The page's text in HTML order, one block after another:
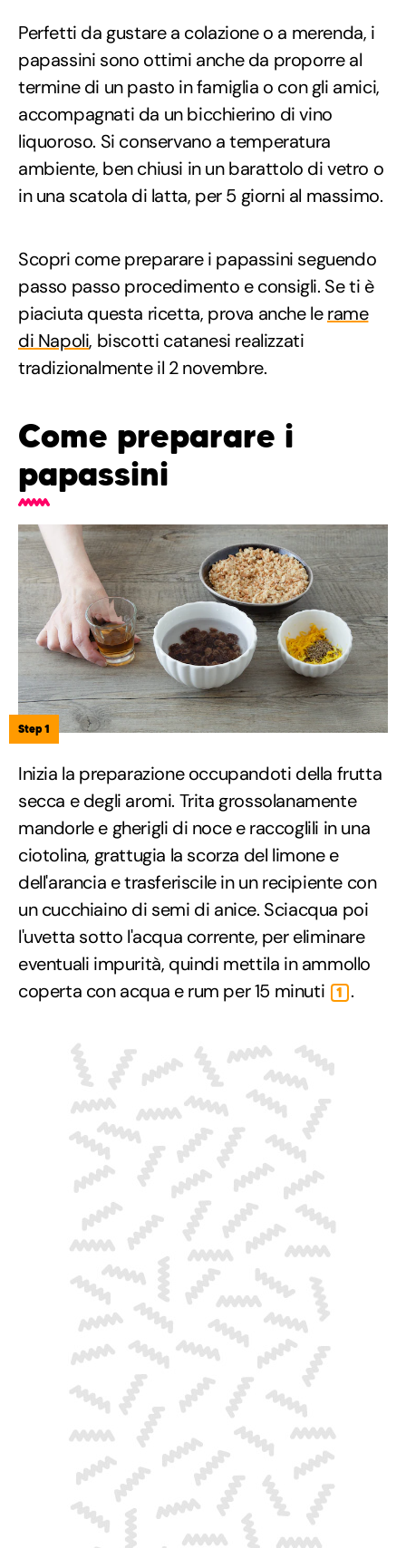
Perfetti da gustare a colazione o a merenda, i
papassini sono ottimi anche da proporre al
termine di un pasto in famiglia o con gli amici,
accompagnati da un bicchierino di vino
liquoroso. Si conservano a temperatura
ambiente, ben chiusi in un barattolo di vetro o
in una scatola di latta, per 5 giorni al massimo.
Scopri come preparare i papassini seguendo
passo passo procedimento e consigli. Se ti è
piaciuta questa ricetta, prova anche lerame
di Napoli, biscotti catanesi realizzati
tradizionalmente il 2 novembre.
Come preparare i
papassini
Step 1
Inizia la preparazione occupandoti della frutta
secca e degli aromi. Trita grossolanamente
mandorle e gherigli di noce e raccoglili in una
ciotolina, grattugia la scorza del limone e
dell'arancia e trasferiscile in un recipiente con
un cucchiaino di semi di anice. Sciacqua poi
l'uvetta sotto l'acqua corrente, per eliminare
eventuali impurità, quindi mettila in ammollo
coperta con acqua e rum per 15 minuti
1 .